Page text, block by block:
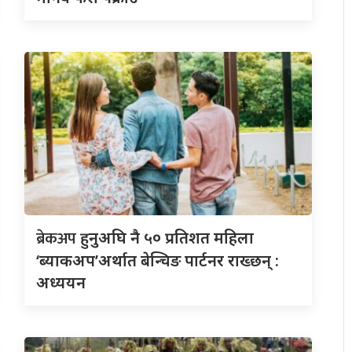
ब्रेकअपहुनुअघि नै ५० प्रतिशत महिला
‘ब्याकअप’अर्थात बेन्चिङ पार्टनर राख्छन् :
अध्ययन